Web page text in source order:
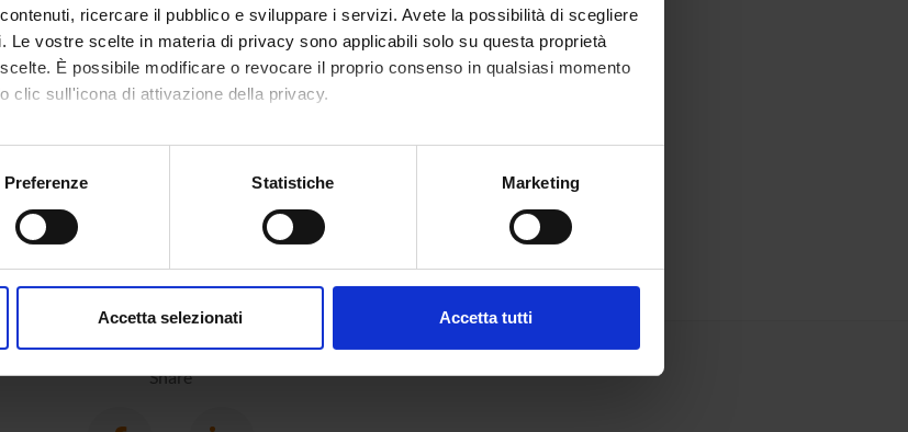
ricercare il pubblico e sviluppare i servizi. Avete la possibilità di scegliere
Le vostre scelte in materia di privacy sono applicabili solo su questa proprietà
È possibile modificare o revocare il proprio consenso in qualsiasi momento
clic sull'icona di attivazione della privacy.
posizione geografica, con un'approssimazione di qualche metro,
momento dalla Dichiarazione sui cookie.
Preferenze Statistiche Marketing
Accetta selezionati Accetta tutti
Share